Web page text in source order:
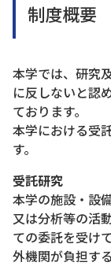
制度概要
本学では、研究
に反しないと認
ております。
本学における受
す。
受託研究
本学の施設・設
又は分析等の活
ての委託を受け
外機関が負担す